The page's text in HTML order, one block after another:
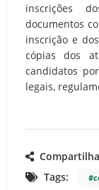
inscrições
documentos
inscrição e
cópias dos
candidatos
legais,
Tags: